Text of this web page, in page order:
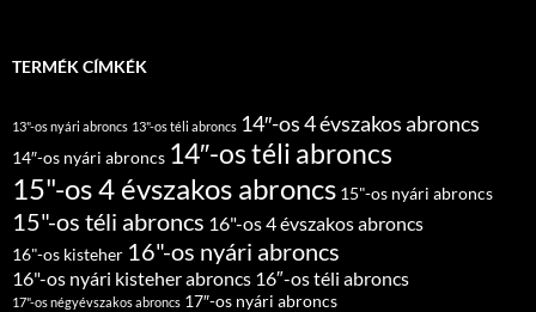
TERMÉK CÍMKÉK
13"-os nyári abroncs 13"-os téli abroncs 14″-os 4 évszakos abroncs
14″-os nyári abroncs 14″-os téli abroncs
15"-os 4 évszakos abroncs 15"-os nyári abroncs
15"-os téli abroncs 16"-os 4 évszakos abroncs
16"-os kisteher 16"-os nyári abroncs
16"-os nyári kisteher abroncs 16″-os téli abroncs
17"-os négyévszakos abroncs 17″-os nyári abroncs